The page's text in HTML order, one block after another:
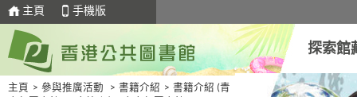
主頁 手機版
探索館
主頁 > 參與推廣活動 > 書籍介紹 > 書籍介紹 (青